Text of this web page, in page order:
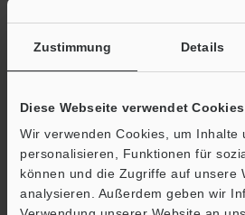
Zustimmung Details
Diese Webseite verwendet Cookies
Wir verwenden Cookies, um Inhalte
personalisieren, Funktionen für
können und die Zugriffe auf unsere
analysieren. Außerdem geben wir
Bereiche eines Pulverbett werden
Anwendungen von 3D-
additiven Fertigung